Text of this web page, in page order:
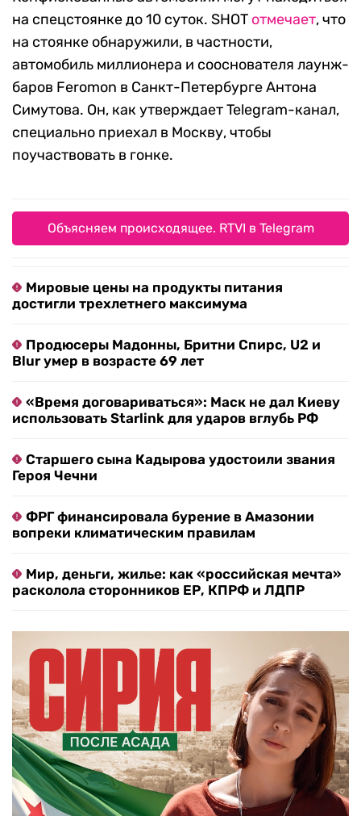
на спецстоянке до 10 суток. SHOT отмечает, что
на стоянке обнаружили, в частности,
автомобиль миллионера и сооснователя лаунж-
баров Feromon в Санкт-Петербурге Антона
Симутова. Он, как утверждает Telegram-канал,
специально приехал в Москву, чтобы
поучаствовать в гонке.
Объясняем происходящее. RTVI в Telegram
Мировые цены на продукты питания
достигли трехлетнего максимума
Продюсеры Мадонны, Бритни Спирс, U2 и
Blur умер в возрасте 69 лет
«Время договариваться»: Маск не дал Киеву
использовать Starlink для ударов вглубь РФ
Старшего сына Кадырова удостоили звания
Героя Чечни
ФРГ финансировала бурение в Амазонии
вопреки климатическим правилам
Мир, деньги, жилье: как «российская мечта»
расколола сторонников ЕР, КПРФ и ЛДПР